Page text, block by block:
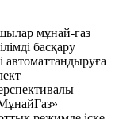
мұнай-газ
басқару
автоматтандыруға